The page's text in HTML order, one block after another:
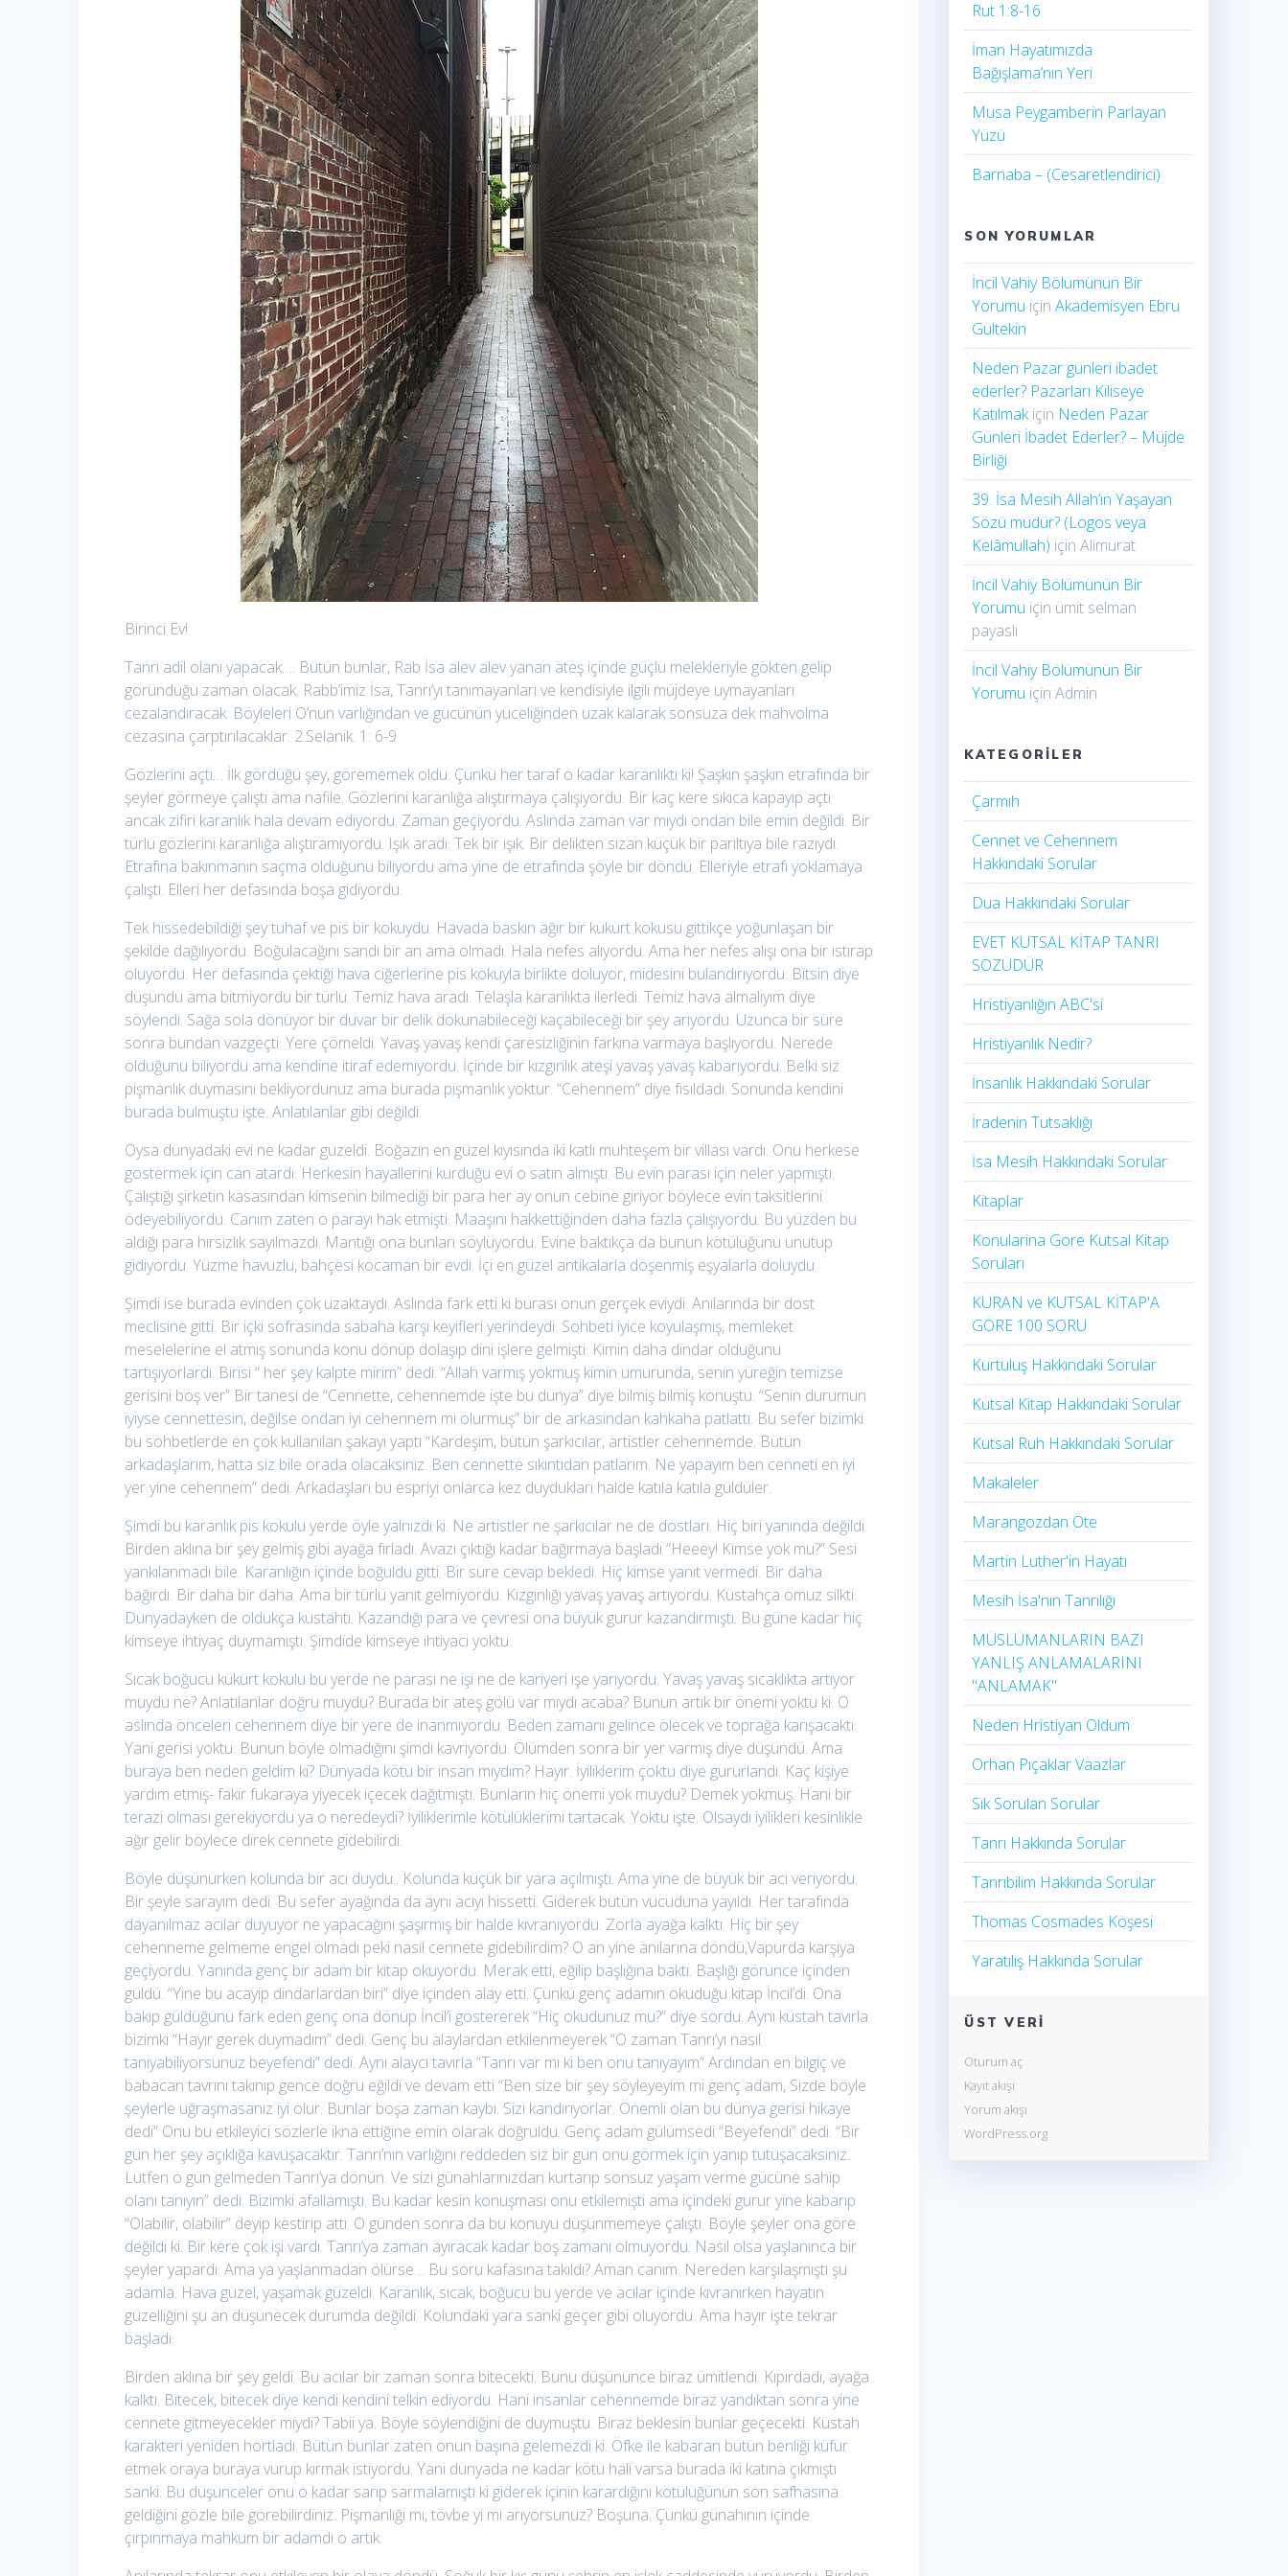
Birinci Ev!
Tanrı adil olanı yapacak…. Bütün bunlar, Rab İsa alev alev yanan ateş içinde güçlü melekleriyle gökten gelip
göründüğü zaman olacak. Rabb’imiz İsa, Tanrı’yı tanımayanları ve kendisiyle ilgili müjdeye uymayanları
cezalandıracak. Böyleleri O’nun varlığından ve gücünün yüceliğinden uzak kalarak sonsuza dek mahvolma
cezasına çarptırılacaklar. 2.Selanik. 1: 6-9
Gözlerini açtı… İlk gördüğü şey, görememek oldu. Çünkü her taraf o kadar karanlıktı ki! Şaşkın şaşkın etrafında bir
şeyler görmeye çalıştı ama nafile. Gözlerini karanlığa alıştırmaya çalışıyordu. Bir kaç kere sıkıca kapayıp açtı
ancak zifiri karanlık hala devam ediyordu. Zaman geçiyordu. Aslında zaman var mıydı ondan bile emin değildi. Bir
türlü gözlerini karanlığa alıştıramıyordu. Işık aradı. Tek bir ışık. Bir delikten sızan küçük bir parıltıya bile razıydı.
Etrafına bakınmanın saçma olduğunu biliyordu ama yine de etrafında şöyle bir döndü. Elleriyle etrafı yoklamaya
çalıştı. Elleri her defasında boşa gidiyordu.
Tek hissedebildiği şey tuhaf ve pis bir kokuydu. Havada baskın ağır bir kükürt kokusu gittikçe yoğunlaşan bir
şekilde dağılıyordu. Boğulacağını sandı bir an ama olmadı. Hala nefes alıyordu. Ama her nefes alışı ona bir ıstırap
oluyordu. Her defasında çektiği hava ciğerlerine pis kokuyla birlikte doluyor, midesini bulandırıyordu. Bitsin diye
düşündü ama bitmiyordu bir türlü. Temiz hava aradı. Telaşla karanlıkta ilerledi. Temiz hava almalıyım diye
söylendi. Sağa sola dönüyor bir duvar bir delik dokunabileceği kaçabileceği bir şey arıyordu. Uzunca bir süre
sonra bundan vazgeçti. Yere çömeldi. Yavaş yavaş kendi çaresizliğinin farkına varmaya başlıyordu. Nerede
olduğunu biliyordu ama kendine itiraf edemiyordu. İçinde bir kızgınlık ateşi yavaş yavaş kabarıyordu. Belki siz
pişmanlık duymasını bekliyordunuz ama burada pişmanlık yoktur. “Cehennem” diye fısıldadı. Sonunda kendini
burada bulmuştu işte. Anlatılanlar gibi değildi.
Oysa dünyadaki evi ne kadar güzeldi. Boğazın en güzel kıyısında iki katlı muhteşem bir villası vardı. Onu herkese
göstermek için can atardı. Herkesin hayallerini kurduğu evi o satın almıştı. Bu evin parası için neler yapmıştı.
Çalıştığı şirketin kasasından kimsenin bilmediği bir para her ay onun cebine giriyor böylece evin taksitlerini
ödeyebiliyordu. Canım zaten o parayı hak etmişti. Maaşını hakkettiğinden daha fazla çalışıyordu. Bu yüzden bu
aldığı para hırsızlık sayılmazdı. Mantığı ona bunları söylüyordu. Evine baktıkça da bunun kötülüğünü unutup
gidiyordu. Yüzme havuzlu, bahçesi kocaman bir evdi. İçi en güzel antikalarla döşenmiş eşyalarla doluydu.
Şimdi ise burada evinden çok uzaktaydı. Aslında fark etti ki burası onun gerçek eviydi. Anılarında bir dost
meclisine gitti. Bir içki sofrasında sabaha karşı keyifleri yerindeydi. Sohbeti iyice koyulaşmış, memleket
meselelerine el atmış sonunda konu dönüp dolaşıp dini işlere gelmişti. Kimin daha dindar olduğunu
tartışıyorlardı. Birisi “ her şey kalpte mirim” dedi. “Allah varmış yokmuş kimin umurunda, senin yüreğin temizse
gerisini boş ver” Bir tanesi de “Cennette, cehennemde işte bu dünya” diye bilmiş bilmiş konuştu. “Senin durumun
iyiyse cennettesin, değilse ondan iyi cehennem mi olurmuş” bir de arkasından kahkaha patlattı. Bu sefer bizimki
bu sohbetlerde en çok kullanılan şakayı yaptı “Kardeşim, bütün şarkıcılar, artistler cehennemde. Bütün
arkadaşlarım, hatta siz bile orada olacaksınız. Ben cennette sıkıntıdan patlarım. Ne yapayım ben cenneti en iyi
yer yine cehennem” dedi. Arkadaşları bu espriyi onlarca kez duydukları halde katıla katıla güldüler.
Şimdi bu karanlık pis kokulu yerde öyle yalnızdı ki. Ne artistler ne şarkıcılar ne de dostları. Hiç biri yanında değildi.
Birden aklına bir şey gelmiş gibi ayağa fırladı. Avazı çıktığı kadar bağırmaya başladı “Heeey! Kimse yok mu?” Sesi
yankılanmadı bile. Karanlığın içinde boğuldu gitti. Bir süre cevap bekledi. Hiç kimse yanıt vermedi. Bir daha
bağırdı. Bir daha bir daha. Ama bir türlü yanıt gelmiyordu. Kızgınlığı yavaş yavaş artıyordu. Küstahça omuz silkti.
Dünyadayken de oldukça küstahtı. Kazandığı para ve çevresi ona büyük gurur kazandırmıştı. Bu güne kadar hiç
kimseye ihtiyaç duymamıştı. Şimdide kimseye ihtiyacı yoktu.
Sıcak boğucu kükürt kokulu bu yerde ne parası ne işi ne de kariyeri işe yarıyordu. Yavaş yavaş sıcaklıkta artıyor
muydu ne? Anlatılanlar doğru muydu? Burada bir ateş gölü var mıydı acaba? Bunun artık bir önemi yoktu ki. O
aslında önceleri cehennem diye bir yere de inanmıyordu. Beden zamanı gelince ölecek ve toprağa karışacaktı.
Yani gerisi yoktu. Bunun böyle olmadığını şimdi kavrıyordu. Ölümden sonra bir yer varmış diye düşündü. Ama
buraya ben neden geldim ki? Dünyada kötü bir insan mıydım? Hayır. İyiliklerim çoktu diye gururlandı. Kaç kişiye
yardım etmiş- fakir fukaraya yiyecek içecek dağıtmıştı. Bunların hiç önemi yok muydu? Demek yokmuş. Hani bir
terazi olması gerekiyordu ya o neredeydi? İyiliklerimle kötülüklerimi tartacak. Yoktu işte. Olsaydı iyilikleri kesinlikle
ağır gelir böylece direk cennete gidebilirdi.
Böyle düşünürken kolunda bir acı duydu.. Kolunda küçük bir yara açılmıştı. Ama yine de büyük bir acı veriyordu.
Bir şeyle sarayım dedi. Bu sefer ayağında da aynı acıyı hissetti. Giderek bütün vücuduna yayıldı. Her tarafında
dayanılmaz acılar duyuyor ne yapacağını şaşırmış bir halde kıvranıyordu. Zorla ayağa kalktı. Hiç bir şey
cehenneme gelmeme engel olmadı peki nasıl cennete gidebilirdim? O an yine anılarına döndü,Vapurda karşıya
geçiyordu. Yanında genç bir adam bir kitap okuyordu. Merak etti, eğilip başlığına baktı. Başlığı görünce içinden
güldü. “Yine bu acayip dindarlardan biri” diye içinden alay etti. Çünkü genç adamın okuduğu kitap İncil’di. Ona
bakıp güldüğünü fark eden genç ona dönüp İncil’i göstererek “Hiç okudunuz mu?” diye sordu. Aynı küstah tavırla
bizimki “Hayır gerek duymadım” dedi. Genç bu alaylardan etkilenmeyerek “O zaman Tanrı’yı nasıl
tanıyabiliyorsunuz beyefendi” dedi. Aynı alaycı tavırla “Tanrı var mı ki ben onu tanıyayım” Ardından en bilgiç ve
babacan tavrını takınıp gence doğru eğildi ve devam etti “Ben size bir şey söyleyeyim mi genç adam, Sizde böyle
şeylerle uğraşmasanız iyi olur. Bunlar boşa zaman kaybı. Sizi kandırıyorlar. Önemli olan bu dünya gerisi hikaye
dedi” Onu bu etkileyici sözlerle ikna ettiğine emin olarak doğruldu. Genç adam gülümsedi “Beyefendi” dedi. “Bir
gün her şey açıklığa kavuşacaktır. Tanrı’nın varlığını reddeden siz bir gün onu görmek için yanıp tutuşacaksınız.
Lütfen o gün gelmeden Tanrı’ya dönün. Ve sizi günahlarınızdan kurtarıp sonsuz yaşam verme gücüne sahip
olanı tanıyın” dedi. Bizimki afallamıştı. Bu kadar kesin konuşması onu etkilemişti ama içindeki gurur yine kabarıp
“Olabilir, olabilir” deyip kestirip attı. O günden sonra da bu konuyu düşünmemeye çalıştı. Böyle şeyler ona göre
değildi ki. Bir kere çok işi vardı. Tanrı’ya zaman ayıracak kadar boş zamanı olmuyordu. Nasıl olsa yaşlanınca bir
şeyler yapardı. Ama ya yaşlanmadan ölürse… Bu soru kafasına takıldı? Aman canım. Nereden karşılaşmıştı şu
adamla. Hava güzel, yaşamak güzeldi. Karanlık, sıcak, boğucu bu yerde ve acılar içinde kıvranırken hayatın
güzelliğini şu an düşünecek durumda değildi. Kolundaki yara sanki geçer gibi oluyordu. Ama hayır işte tekrar
başladı.
Birden aklına bir şey geldi. Bu acılar bir zaman sonra bitecekti. Bunu düşününce biraz ümitlendi. Kıpırdadı, ayağa
kalktı. Bitecek, bitecek diye kendi kendini telkin ediyordu. Hani insanlar cehennemde biraz yandıktan sonra yine
cennete gitmeyecekler miydi? Tabii ya. Böyle söylendiğini de duymuştu. Biraz beklesin bunlar geçecekti. Küstah
karakteri yeniden hortladı. Bütün bunlar zaten onun başına gelemezdi ki. Öfke ile kabaran bütün benliği küfür
etmek oraya buraya vurup kırmak istiyordu. Yani dünyada ne kadar kötü hali varsa burada iki katına çıkmıştı
sanki. Bu düşünceler onu o kadar sarıp sarmalamıştı ki giderek içinin karardığını kötülüğünün son safhasına
geldiğini gözle bile görebilirdiniz. Pişmanlığı mı, tövbe yi mi arıyorsunuz? Boşuna. Çünkü günahının içinde
çırpınmaya mahkum bir adamdı o artık.
Rut 1:8-16
İman Hayatımızda
Bağışlama’nın Yeri
Musa Peygamberin Parlayan
Yüzü
Barnaba – (Cesaretlendirici)
SON YORUMLAR
İncil Vahiy Bölümünün Bir
Yorumu içinAkademisyen Ebru
Gültekin
Neden Pazar günleri ibadet
ederler? Pazarları Kiliseye
Katılmakiçin Neden Pazar
Günleri İbadet Ederler? – Müjde
Birliği
39. İsa Mesih Allah’ın Yaşayan
Sözü müdür? (Logos veya
Kelâmullah) içinAlimurat
İncil Vahiy Bölümünün Bir
Yorumu için ümit selman
payaslı
İncil Vahiy Bölümünün Bir
Yorumu içinAdmin
KATEGORILER
Çarmıh​
Cennet ve Cehennem
Hakkındaki Sorular
Dua Hakkındaki Sorular
EVET KUTSAL KİTAP TANRI
SÖZÜDÜR
Hristiyanlığın ABC'si
Hristiyanlık Nedir?
İnsanlık Hakkındaki Sorular
İradenin Tutsaklığı​
İsa Mesih Hakkındaki Sorular
Kitaplar
Konularina Gore Kutsal Kitap
Soruları
KURAN ve KUTSAL KİTAP'A
GÖRE 100 SORU
Kurtuluş Hakkındaki Sorular
Kutsal Kitap Hakkındaki Sorular
Kutsal Ruh Hakkındaki Sorular
Makaleler
Marangozdan Öte
Martin Luther'in Hayatı​
Mesih İsa'nın Tanrılığı​
MÜSLÜMANLARIN BAZI
YANLIŞ ANLAMALARINI
"ANLAMAK"
Neden Hristiyan Oldum​
Orhan Pıçaklar Vaazlar
Sık Sorulan Sorular
Tanrı Hakkında Sorular
Tanrıbilim Hakkında Sorular
Thomas Cosmades Köşesi
Yaratılış Hakkında Sorular
ÜST VERI
Oturum aç
Kayıt akışı
Yorum akışı
WordPress.org